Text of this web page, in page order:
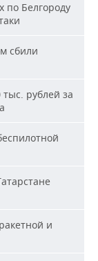
по Белгороду
сбили
рублей за
и